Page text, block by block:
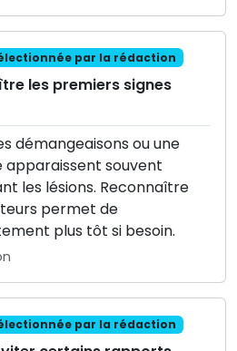
par la rédaction
les premiers signes
démangeaisons ou une
apparaissent souvent
les lésions. Reconnaître
permet de
plus tôt si besoin.
par la rédaction